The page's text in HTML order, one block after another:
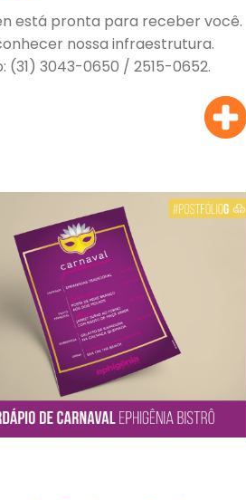
está pronta para receber você.
nossa infraestrutura.
(31) 3043-0650 / 2515-0652.